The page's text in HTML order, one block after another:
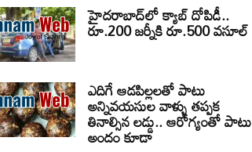
హైదరాబాద్‌లో క్యాబ్‌ దోపిడీ..
రూ.200 జర్నీకి రూ.500 వసూల్
ఎదిగే ఆడపిల్లలతో పాటు
అన్నివయసుల వాళ్ళు తప్పక
తినాల్సిన లడ్డు.. ఆరోగ్యంతో పాటు
అందం కూడా